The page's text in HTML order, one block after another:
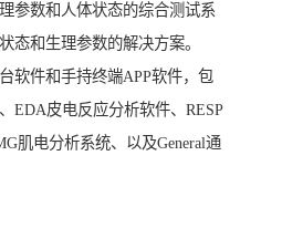
参数和人体状态的综合测试系
态和生理参数的解决方案。
软件和手持终端APP软件，包
EDA皮电反应分析软件、RESP
肌电分析系统、以及General通